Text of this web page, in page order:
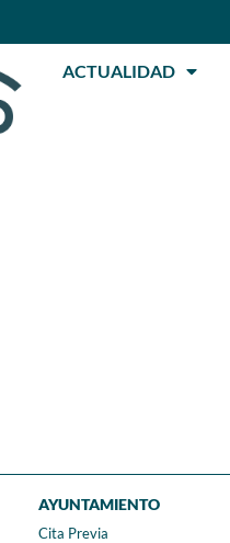
ACTUALIDAD
AYUNTAMIENTO
Cita Previa